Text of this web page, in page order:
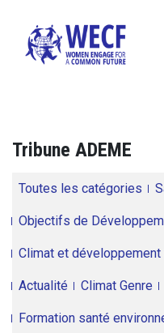
Tribune ADEME
Toutes les catégories
Objectifs de
Climat et
Actualité Climat Genre
Formation santé